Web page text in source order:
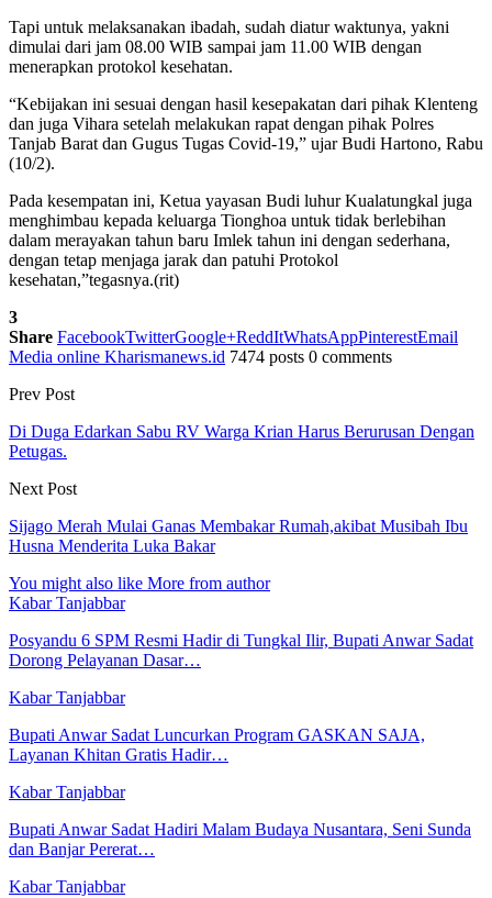
Tapi untuk melaksanakan ibadah, sudah diatur waktunya, yakni
dimulai dari jam 08.00 WIB sampai jam 11.00 WIB dengan
menerapkan protokol kesehatan.
“Kebijakan ini sesuai dengan hasil kesepakatan dari pihak Klenteng
dan juga Vihara setelah melakukan rapat dengan pihak Polres
Tanjab Barat dan Gugus Tugas Covid-19,” ujar Budi Hartono, Rabu
(10/2).
Pada kesempatan ini, Ketua yayasan Budi luhur Kualatungkal juga
menghimbau kepada keluarga Tionghoa untuk tidak berlebihan
dalam merayakan tahun baru Imlek tahun ini dengan sederhana,
dengan tetap menjaga jarak dan patuhi Protokol
kesehatan,”tegasnya.(rit)
3
Share FacebookTwitterGoogle+ReddItWhatsAppPinterestEmail
Media online Kharismanews.id 7474 posts 0 comments
Prev Post
Di Duga Edarkan Sabu RV Warga Krian Harus Berurusan Dengan
Petugas.
Next Post
Sijago Merah Mulai Ganas Membakar Rumah,akibat Musibah Ibu
Husna Menderita Luka Bakar
You might also like More from author
Kabar Tanjabbar
Posyandu 6 SPM Resmi Hadir di Tungkal Ilir, Bupati Anwar Sadat
Dorong Pelayanan Dasar…
Kabar Tanjabbar
Bupati Anwar Sadat Luncurkan Program GASKAN SAJA,
Layanan Khitan Gratis Hadir…
Kabar Tanjabbar
Bupati Anwar Sadat Hadiri Malam Budaya Nusantara, Seni Sunda
dan Banjar Pererat…
Kabar Tanjabbar